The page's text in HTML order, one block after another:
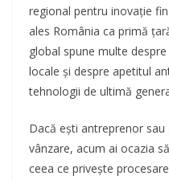
regional pentru inovație
ales România ca primă
global spune multe
locale și despre apetitul
tehnologii de ultimă
Dacă ești antreprenor
vânzare, acum ai ocazia
ceea ce privește